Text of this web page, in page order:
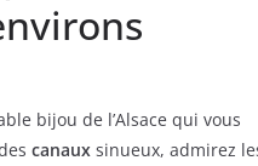
bijou de l’Alsace qui vous
canaux sinueux, admirez